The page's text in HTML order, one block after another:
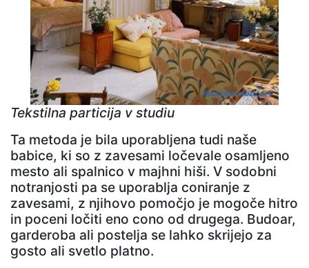
Tekstilna particija v studiu
Ta metoda je bila uporabljena tudi naše
babice, ki so z zavesami ločevale osamljeno
mesto ali spalnico v majhni hiši. V sodobni
notranjosti pa se uporablja coniranje z
zavesami, z njihovo pomočjo je mogoče hitro
in poceni ločiti eno cono od drugega. Budoar,
garderoba ali postelja se lahko skrijejo za
gosto ali svetlo platno.